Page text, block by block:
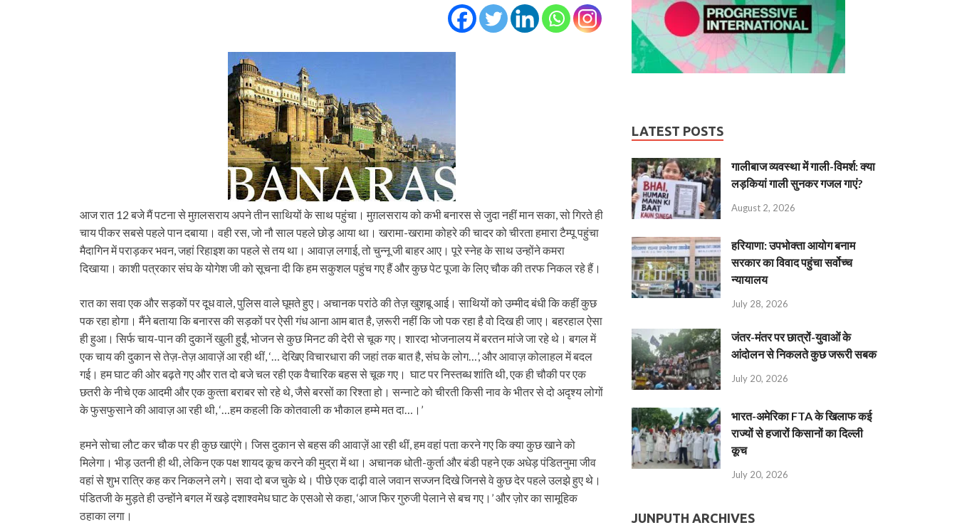
आज रात 12 बजे मैं पटना से मुग़लसराय अपने तीन साथियों के साथ पहुंचा। मुग़लसराय को कभी बनारस से जुदा नहीं मान सका, सो गिरते ही
चाय पीकर सबसे पहले पान दबाया। वही रस, जो नौ साल पहले छोड़ आया था। खरामा-खरामा कोहरे की चादर को चीरता हमारा टैम्‍पू पहुंचा
मैदागिन में पराड़कर भवन, जहां रिहाइश का पहले से तय था। आवाज़ लगाई, तो चुन्‍नू जी बाहर आए। पूरे स्‍नेह के साथ उन्‍होंने कमरा
दिखाया। काशी पत्रकार संघ के योगेश जी को सूचना दी कि हम सकुशल पहुंच गए हैं और कुछ पेट पूजा के लिए चौक की तरफ निकल रहे हैं।
रात का सवा एक और सड़कों पर दूध वाले, पुलिस वाले घूमते हुए। अचानक परांठे की तेज़ खुशबू आई। साथियों को उम्‍मीद बंधी कि कहीं कुछ
पक रहा होगा। मैंने बताया कि बनारस की सड़कों पर ऐसी गंध आना आम बात है, ज़रूरी नहीं कि जो पक रहा है वो दिख ही जाए। बहरहाल ऐसा
ही हुआ। सिर्फ चाय-पान की दुकानें खुली हुईं, भोजन से कुछ मिनट की देरी से चूक गए। शारदा भोजनालय में बरतन मांजे जा रहे थे। बगल में
एक चाय की दुकान से तेज़-तेज़ आवाज़ें आ रही थीं, ‘… देखिए विचारधारा की जहां तक बात है, संघ के लोग…’, और आवाज़ कोलाहल में बदल
गई। हम घाट की ओर बढ़ते गए और रात दो बजे चल रही एक वैचारिक बहस से चूक गए। घाट पर निस्‍तब्‍ध शांति थी, एक ही चौकी पर एक
छतरी के नीचे एक आदमी और एक कुत्‍ता बराबर सो रहे थे, जैसे बरसों का रिश्‍ता हो। सन्‍नाटे को चीरती किसी नाव के भीतर से दो अदृश्‍य लोगों
के फुसफुसाने की आवाज़ आ रही थी, ‘…हम कहली कि कोतवाली क भौकाल हम्‍मे मत दा…।’
हमने सोचा लौट कर चौक पर ही कुछ खाएंगे। जिस दुकान से बहस की आवाज़ें आ रही थीं, हम वहां पता करने गए कि क्‍या कुछ खाने को
मिलेगा। भीड़ उतनी ही थी, लेकिन एक पक्ष शायद कूच करने की मुद्रा में था। अचानक धोती-कुर्ता और बंडी पहने एक अधेड़ पंडितनुमा जीव
वहां से शुभ रात्रि कह कर निकलने लगे। सवा दो बज चुके थे। पीछे एक दाढ़ी वाले जवान सज्‍जन दिखे जिनसे वे कुछ देर पहले उलझे हुए थे।
पंडितजी के मुड़ते ही उन्‍होंने बगल में खड़े दशाश्‍वमेध घाट के एसओ से कहा, ‘आज फिर गुरुजी पेलाने से बच गए।’ और ज़ोर का सामूहिक
ठहाका लगा।
LATEST POSTS
गालीबाज व्‍यवस्‍था में गाली-विमर्श: क्या
लड़कियां गाली सुनकर गजल गाएं?
August 2, 2026
हरियाणा: उपभोक्ता आयोग बनाम
सरकार का विवाद पहुंचा सर्वोच्च
न्यायालय
July 28, 2026
जंतर-मंतर पर छात्रों-युवाओं के
आंदोलन से निकलते कुछ जरूरी सबक
July 20, 2026
भारत-अमेरिका FTA के खिलाफ कई
राज्यों से हजारों किसानों का दिल्ली
कूच
July 20, 2026
JUNPUTH ARCHIVES